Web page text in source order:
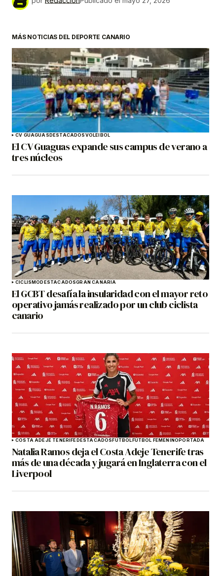
MÁS NOTICIAS DEL DEPORTE CANARIO
CV GUAGUASDESTACADOSVOLEIBOL
El CV Guaguas expande sus campus de verano a
tres núcleos
CICLISMODESTACADOSGRAN CANARIA
El GCBT desafía la insularidad con el mayor reto
operativo jamás realizado por un club ciclista
canario
COSTA ADEJE TENERIFEDESTACADOSFÚTBOLFÚTBOL FEMENINOPORTADA
Natalia Ramos deja el Costa Adeje Tenerife tras
más de una década y jugará en Inglaterra con el
Liverpool